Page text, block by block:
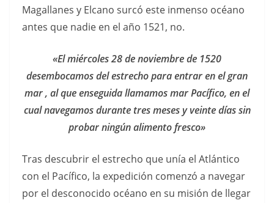
Magallanes y Elcano surcó este inmenso océano
antes que nadie en el año 1521, no.
«El miércoles 28 de noviembre de 1520
desembocamos del estrecho para entrar en el gran
mar , al que enseguida llamamos mar Pacífico, en el
cual navegamos durante tres meses y veinte días sin
probar ningún alimento fresco»
Tras descubrir el estrecho que unía el Atlántico
con el Pacífico, la expedición comenzó a navegar
por el desconocido océano en su misión de llegar